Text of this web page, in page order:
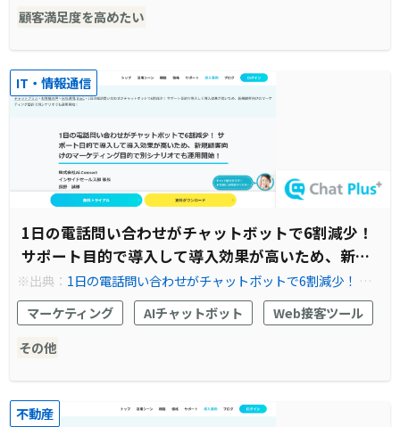
顧客満足度を高めたい
IT・情報通信
1日の電話問い合わせがチャットボットで6割減少！
サポート目的で導入して導入効果が高いため、新規
顧客向けのマーケティング目的で別シナリオでも運
用開始！
※出典： 1日の電話問い合わせがチャットボットで6割減少！ サ
ポート目的で導入して導入効果が高いため、新規顧客向けのマー
ケティング目的で別シナリオでも運用開始！導入事例 チャット
プラス | ChatPlus
マーケティング AIチャットボット
Web接客ツール
その他
不動産